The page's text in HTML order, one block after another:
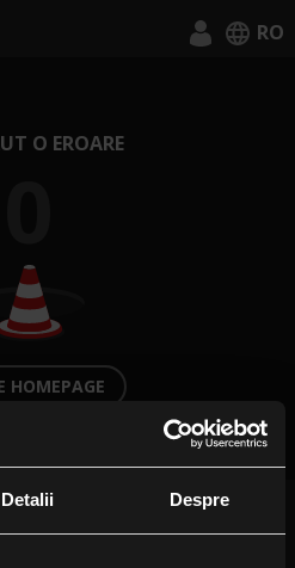
Detalii Despre
RO
O EROARE
HOMEPAGE